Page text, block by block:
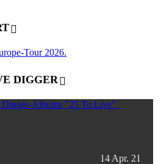
DIGGER
14 Apr. 21